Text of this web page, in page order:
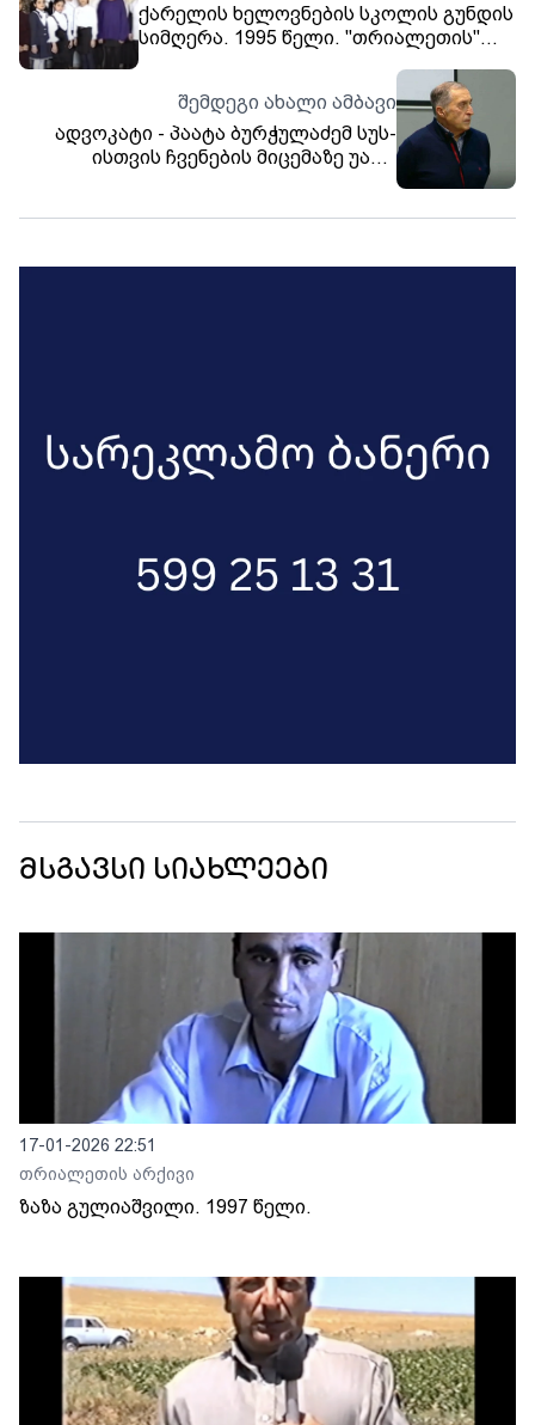
ქარელის ხელოვნების სკოლის გუნდის
სიმღერა. 1995 წელი. "თრიალეთის"
შემდეგი ახალი ამბავი
ადვოკატი - პაატა ბურჭულაძემ სუს-
ისთვის ჩვენების მიცემაზე უარი
მსგავსი სიახლეები
17-01-2026 22:51
თრიალეთის არქივი
ზაზა გულიაშვილი. 1997 წელი.